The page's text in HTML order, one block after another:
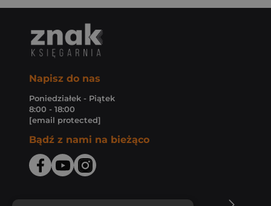
Napisz do nas
Poniedziałek - Piątek
8:00 - 18:00
[email protected]
Bądź z nami na bieżąco